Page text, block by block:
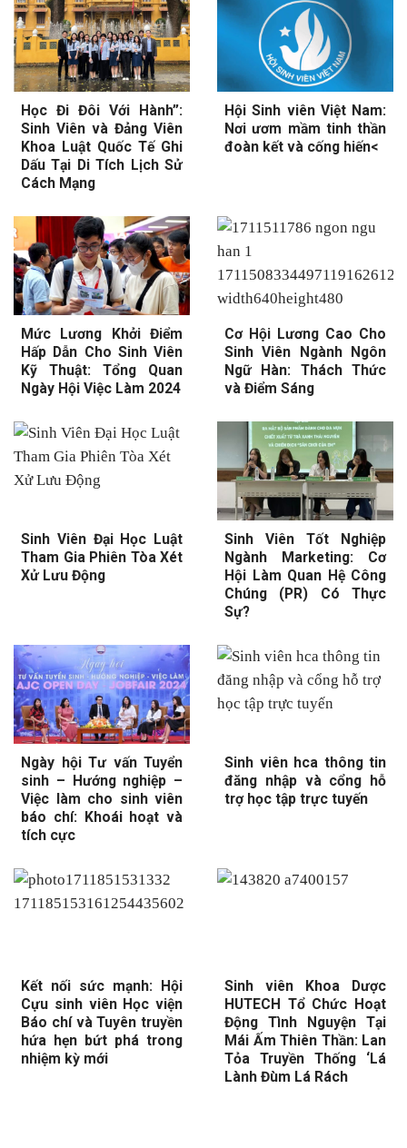
Học Đi Đôi Với Hành”:
Sinh Viên và Đảng Viên
Khoa Luật Quốc Tế Ghi
Dấu Tại Di Tích Lịch Sử
Cách Mạng
Hội Sinh viên Việt Nam:
Nơi ươm mầm tinh thần
đoàn kết và cống hiến<
Mức Lương Khởi Điểm
Hấp Dẫn Cho Sinh Viên
Kỹ Thuật: Tổng Quan
Ngày Hội Việc Làm 2024
Cơ Hội Lương Cao Cho
Sinh Viên Ngành Ngôn
Ngữ Hàn: Thách Thức
và Điểm Sáng
Sinh Viên Đại Học Luật
Tham Gia Phiên Tòa Xét
Xử Lưu Động
Sinh Viên Tốt Nghiệp
Ngành Marketing: Cơ
Hội Làm Quan Hệ Công
Chúng (PR) Có Thực
Sự?
Ngày hội Tư vấn Tuyển
sinh – Hướng nghiệp –
Việc làm cho sinh viên
báo chí: Khoái hoạt và
tích cực
Sinh viên hca thông tin
đăng nhập và cổng hỗ
trợ học tập trực tuyến
Kết nối sức mạnh: Hội
Cựu sinh viên Học viện
Báo chí và Tuyên truyền
hứa hẹn bứt phá trong
nhiệm kỳ mới
Sinh viên Khoa Dược
HUTECH Tổ Chức Hoạt
Động Tình Nguyện Tại
Mái Ấm Thiên Thần: Lan
Tỏa Truyền Thống ‘Lá
Lành Đùm Lá Rách